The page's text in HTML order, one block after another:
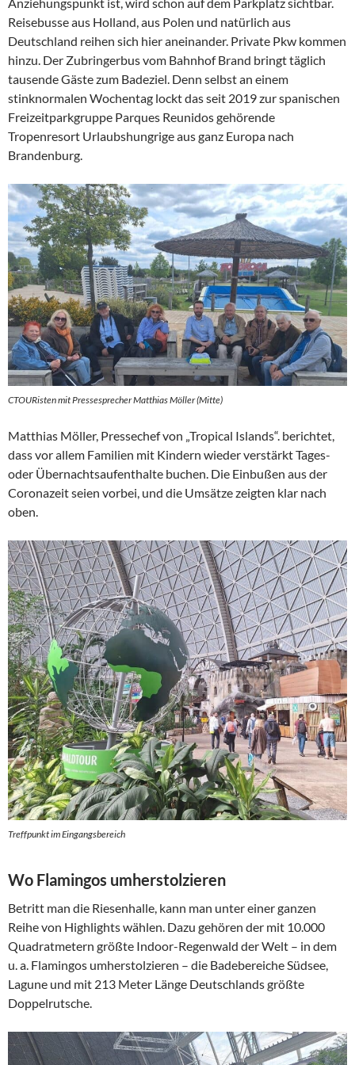
Reisebusse aus Holland, aus Polen und natürlich aus
Deutschland reihen sich hier aneinander. Private Pkw kommen
hinzu. Der Zubringerbus vom Bahnhof Brand bringt täglich
tausende Gäste zum Badeziel. Denn selbst an einem
stinknormalen Wochentag lockt das seit 2019 zur spanischen
Freizeitparkgruppe Parques Reunidos gehörende
Tropenresort Urlaubshungrige aus ganz Europa nach
Brandenburg.
CTOURisten mit Pressesprecher Matthias Möller (Mitte)
Matthias Möller, Pressechef von „Tropical Islands“. berichtet,
dass vor allem Familien mit Kindern wieder verstärkt Tages-
oder Übernachtsaufenthalte buchen. Die Einbußen aus der
Coronazeit seien vorbei, und die Umsätze zeigten klar nach
oben.
Treffpunkt im Eingangsbereich
Wo Flamingos umherstolzieren
Betritt man die Riesenhalle, kann man unter einer ganzen
Reihe von Highlights wählen. Dazu gehören der mit 10.000
Quadratmetern größte Indoor-Regenwald der Welt – in dem
u. a. Flamingos umherstolzieren – die Badebereiche Südsee,
Lagune und mit 213 Meter Länge Deutschlands größte
Doppelrutsche.